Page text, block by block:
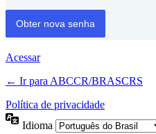
Acessar
← Ir para ABCCR/BRASCRS
Política de privacidade
Idioma